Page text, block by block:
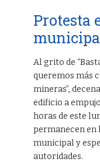
Protesta
Al grito de
queremos más
mineras”,
edificio a
horas de este
permanecen en
municipal y
autoridades.